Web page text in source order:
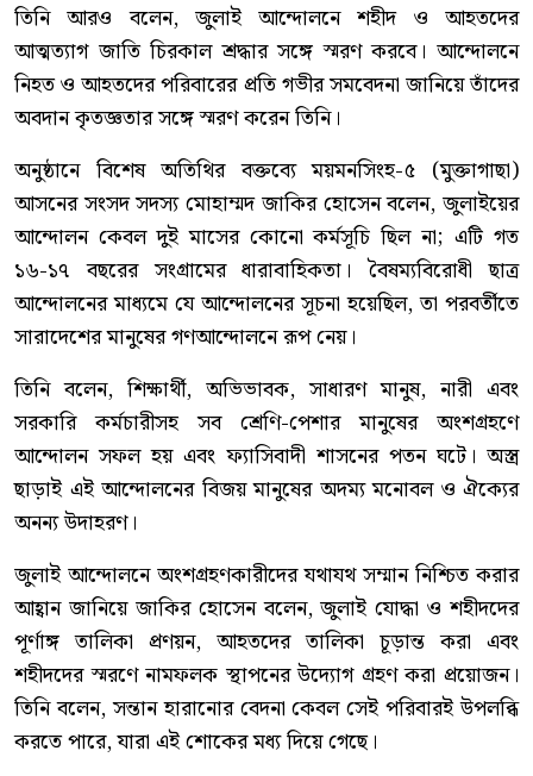
তিনি আরও বলেন, জুলাই আন্দোলনে শহীদ ও আহতদের
আত্মত্যাগ জাতি চিরকাল শ্রদ্ধার সঙ্গে স্মরণ করবে। আন্দোলনে
নিহত ও আহতদের পরিবারের প্রতি গভীর সমবেদনা জানিয়ে তাঁদের
অবদান কৃতজ্ঞতার সঙ্গে স্মরণ করেন তিনি।
অনুষ্ঠানে বিশেষ অতিথির বক্তব্যে ময়মনসিংহ-৫ (মুক্তাগাছা)
আসনের সংসদ সদস্য মোহাম্মদ জাকির হোসেন বলেন, জুলাইয়ের
আন্দোলন কেবল দুই মাসের কোনো কর্মসূচি ছিল না; এটি গত
১৬-১৭ বছরের সংগ্রামের ধারাবাহিকতা। বৈষম্যবিরোধী ছাত্র
আন্দোলনের মাধ্যমে যে আন্দোলনের সূচনা হয়েছিল, তা পরবর্তীতে
সারাদেশের মানুষের গণআন্দোলনে রূপ নেয়।
তিনি বলেন, শিক্ষার্থী, অভিভাবক, সাধারণ মানুষ, নারী এবং
সরকারি কর্মচারীসহ সব শ্রেণি-পেশার মানুষের অংশগ্রহণে
আন্দোলন সফল হয় এবং ফ্যাসিবাদী শাসনের পতন ঘটে। অস্ত্র
ছাড়াই এই আন্দোলনের বিজয় মানুষের অদম্য মনোবল ও ঐক্যের
অনন্য উদাহরণ।
জুলাই আন্দোলনে অংশগ্রহণকারীদের যথাযথ সম্মান নিশ্চিত করার
আহ্বান জানিয়ে জাকির হোসেন বলেন, জুলাই যোদ্ধা ও শহীদদের
পূর্ণাঙ্গ তালিকা প্রণয়ন, আহতদের তালিকা চূড়ান্ত করা এবং
শহীদদের স্মরণে নামফলক স্থাপনের উদ্যোগ গ্রহণ করা প্রয়োজন।
তিনি বলেন, সন্তান হারানোর বেদনা কেবল সেই পরিবারই উপলব্ধি
করতে পারে, যারা এই শোকের মধ্য দিয়ে গেছে।